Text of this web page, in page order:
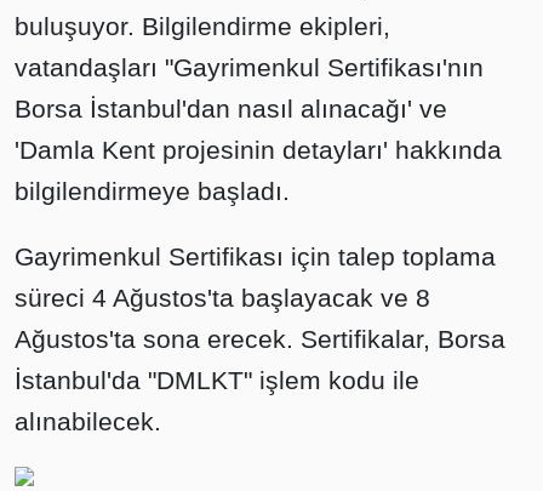
buluşuyor. Bilgilendirme ekipleri,
vatandaşları "Gayrimenkul Sertifikası'nın
Borsa İstanbul'dan nasıl alınacağı' ve
'Damla Kent projesinin detayları' hakkında
bilgilendirmeye başladı.
Gayrimenkul Sertifikası için talep toplama
süreci 4 Ağustos'ta başlayacak ve 8
Ağustos'ta sona erecek. Sertifikalar, Borsa
İstanbul'da "DMLKT" işlem kodu ile
alınabilecek.